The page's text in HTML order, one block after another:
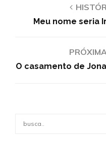
Meu nome seria
O casamento de